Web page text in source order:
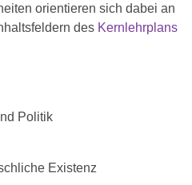
orientieren sich dabei an
des Kernlehrplans
Politik
Existenz